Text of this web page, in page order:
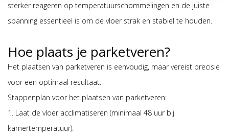
sterker reageren op temperatuurschommelingen en de juiste
spanning essentieel is om de vloer strak en stabiel te houden.
Hoe plaats je parketveren?
Het plaatsen van parketveren is eenvoudig, maar vereist precisie
voor een optimaal resultaat.
Stappenplan voor het plaatsen van parketveren:
1. Laat de vloer acclimatiseren (minimaal 48 uur bij
kamertemperatuur).